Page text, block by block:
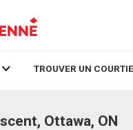
TROUVER UN
Ottawa, ON